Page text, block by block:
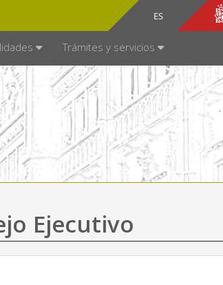
ES
CA
Trámites y servicios
Ejecutivo